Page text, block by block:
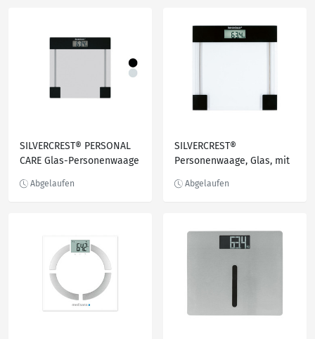
SILVERCREST® PERSONAL
CARE Glas-Personenwaage
Sensoren-Technik
SILVERCREST®
Personenwaage, Glas, mit